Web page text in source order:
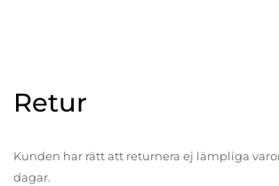
Retur
Kunden har rätt att returnera ej lämpliga
dagar.